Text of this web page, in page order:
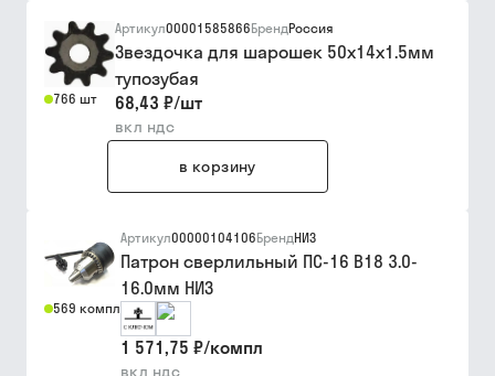
766 шт
Артикул00001585866БрендРоссия
Звездочка для шарошек 50х14х1.5мм
тупозубая
68,43 ₽/шт
вкл ндс
в корзину
569 компл
Артикул00000104106БрендНИЗ
Патрон сверлильный ПС-16 В18 3.0-
16.0мм НИЗ
1 571,75 ₽/компл
вкл ндс